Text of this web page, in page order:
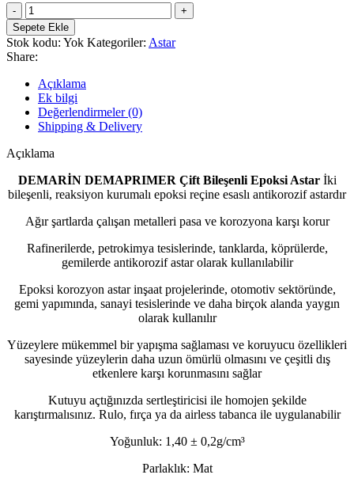
DEMARİN
DEMAPRIMER
Çift
Bileşenli
Epoksi
Astar
adet
Sepete Ekle
Stok kodu: Yok Kategoriler: Astar
Share:
Açıklama
Ek bilgi
Değerlendirmeler (0)
Shipping & Delivery
Açıklama
DEMARİN DEMAPRIMER Çift Bileşenli Epoksi Astar İki
bileşenli, reaksiyon kurumalı epoksi reçine esaslı antikorozif astardır
Ağır şartlarda çalışan metalleri pasa ve korozyona karşı korur
Rafinerilerde, petrokimya tesislerinde, tanklarda, köprülerde,
gemilerde antikorozif astar olarak kullanılabilir
Epoksi korozyon astar inşaat projelerinde, otomotiv sektöründe,
gemi yapımında, sanayi tesislerinde ve daha birçok alanda yaygın
olarak kullanılır
Yüzeylere mükemmel bir yapışma sağlaması ve koruyucu özellikleri
sayesinde yüzeylerin daha uzun ömürlü olmasını ve çeşitli dış
etkenlere karşı korunmasını sağlar
Kutuyu açtığınızda sertleştiricisi ile homojen şekilde
karıştırmalısınız. Rulo, fırça ya da airless tabanca ile uygulanabilir
Yoğunluk: 1,40 ± 0,2g/cm³
Parlaklık: Mat